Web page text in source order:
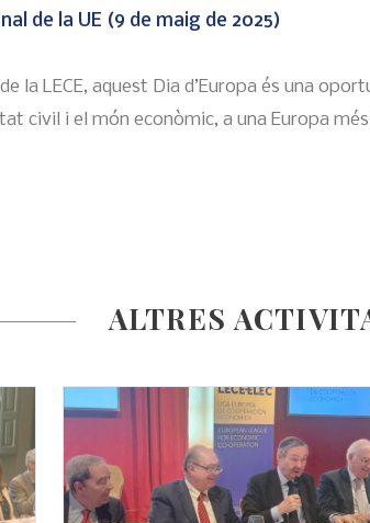
de la UE (9 de maig de 2025)
la LECE, aquest Dia d’Europa és una
civil i el món econòmic, a una Europa
ALTRES